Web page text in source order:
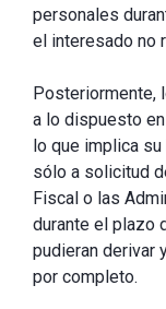
personales
el interesado no
Posteriormente,
a lo dispuesto
lo que implica
sólo a solicitud
Fiscal o las
durante el plazo
pudieran derivar
por completo.